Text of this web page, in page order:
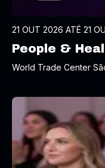
21 OUT 2026 ATÉ 21
People &
World Trade Center